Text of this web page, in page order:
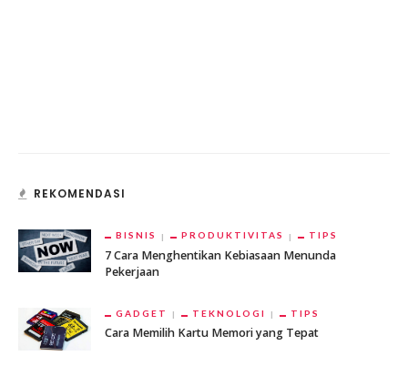
REKOMENDASI
BISNIS PRODUKTIVITAS TIPS
7 Cara Menghentikan Kebiasaan Menunda
Pekerjaan
GADGET TEKNOLOGI TIPS
Cara Memilih Kartu Memori yang Tepat